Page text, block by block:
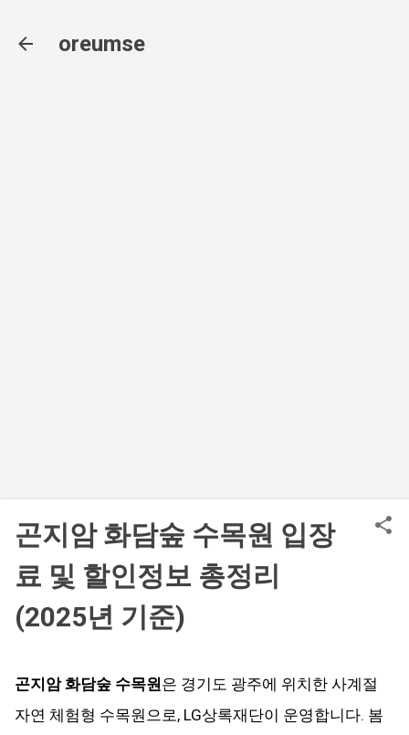
oreumse
곤지암 화담숲 수목원 입장
료 및 할인정보 총정리
(2025년 기준)
곤지암 화담숲 수목원은 경기도 광주에 위치한 사계절
자연 체험형 수목원으로, LG상록재단이 운영합니다. 봄